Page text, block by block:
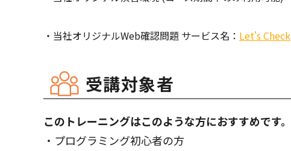
・当社オリジナルWeb確認問題 サービス名： Let's Check
受講対象者
このトレーニングはこのような方におすすめです。
・プログラミング初心者の方